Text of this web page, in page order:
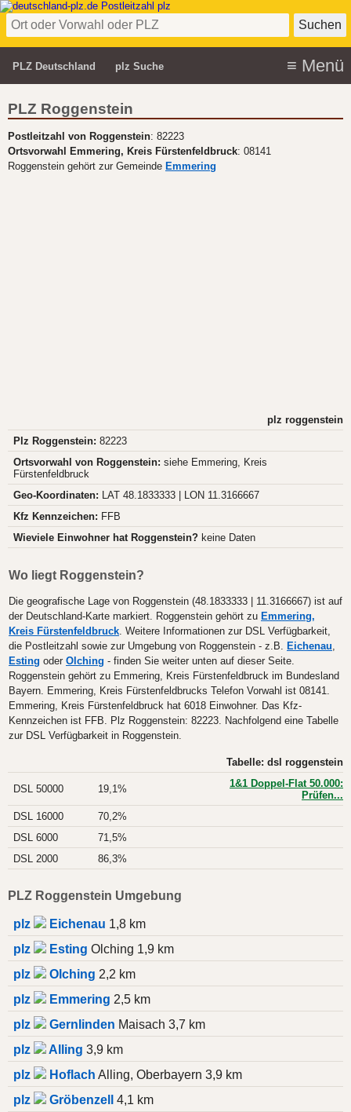
PLZ Deutschland plz Suche
PLZ Roggenstein
Postleitzahl von Roggenstein: 82223
Ortsvorwahl Emmering, Kreis Fürstenfeldbruck: 08141
Roggenstein gehört zur Gemeinde Emmering
plz roggenstein
Plz Roggenstein: 82223
Ortsvorwahl von Roggenstein: siehe Emmering, Kreis
Fürstenfeldbruck
Geo-Koordinaten: LAT 48.1833333 | LON 11.3166667
Kfz Kennzeichen: FFB
Wieviele Einwohner hat Roggenstein? keine Daten
Wo liegt Roggenstein?
Die geografische Lage von Roggenstein (48.1833333 | 11.3166667) ist auf
der Deutschland-Karte markiert. Roggenstein gehört zu Emmering,
Kreis Fürstenfeldbruck. Weitere Informationen zur DSL Verfügbarkeit,
die Postleitzahl sowie zur Umgebung von Roggenstein - z.B. Eichenau,
Esting oder Olching - finden Sie weiter unten auf dieser Seite.
Roggenstein gehört zu Emmering, Kreis Fürstenfeldbruck im Bundesland
Bayern. Emmering, Kreis Fürstenfeldbrucks Telefon Vorwahl ist 08141.
Emmering, Kreis Fürstenfeldbruck hat 6018 Einwohner. Das Kfz-
Kennzeichen ist FFB. Plz Roggenstein: 82223. Nachfolgend eine Tabelle
zur DSL Verfügbarkeit in Roggenstein.
Tabelle: dsl roggenstein
DSL 50000 19,1%
1&1 Doppel-Flat 50.000:
Prüfen...
DSL 16000
70,2%
DSL 6000
71,5%
DSL 2000
86,3%
PLZ Roggenstein Umgebung
plz Eichenau 1,8 km
plz
Esting Olching 1,9 km
plz
Olching 2,2 km
plz
Emmering 2,5 km
plz
Gernlinden Maisach 3,7 km
plz
Alling 3,9 km
plz
Hoflach Alling, Oberbayern 3,9 km
plz
Gröbenzell
4,1 km